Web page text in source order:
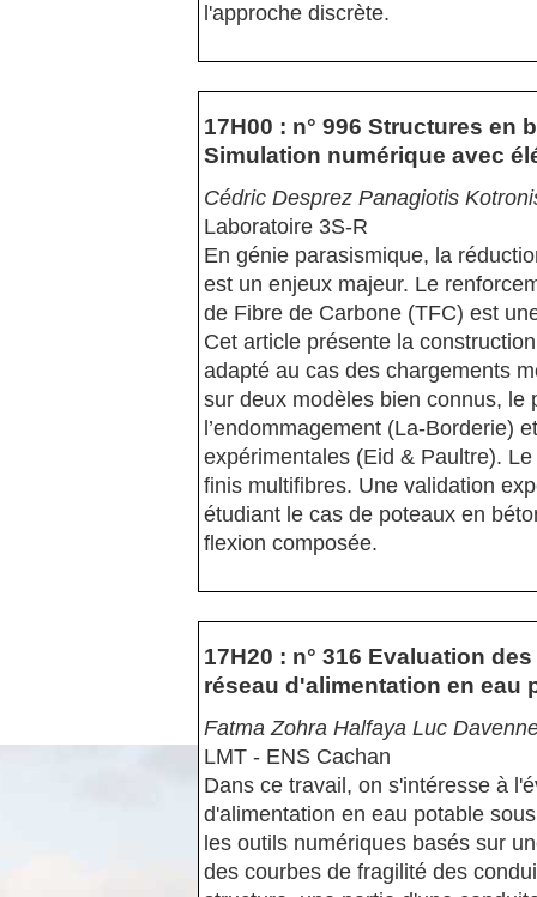
l'approche discrète.
17H00 : n° 996 Structures en
Simulation numérique avec
Cédric Desprez Panagiotis
Laboratoire 3S-R
En génie parasismique, la
est un enjeux majeur. Le
de Fibre de Carbone (TFC) est
Cet article présente la
adapté au cas des chargements
sur deux modèles bien connus, le
l’endommagement (La-Borderie)
expérimentales (Eid & Paultre).
finis multifibres. Une validation
étudiant le cas de poteaux en
flexion composée.
17H20 : n° 316 Evaluation
réseau d'alimentation en eau
Fatma Zohra Halfaya Luc
LMT - ENS Cachan
Dans ce travail, on s'intéresse à
d'alimentation en eau potable
les outils numériques basés sur
des courbes de fragilité des